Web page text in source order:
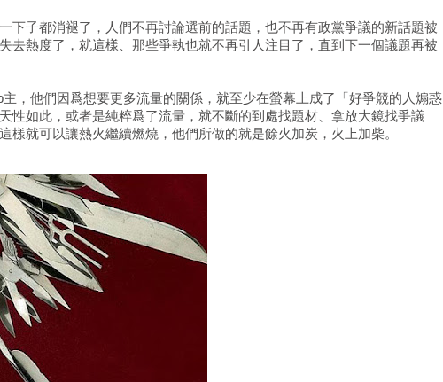
下子都消褪了，人們不再討論選前的話題，也不再有政黨爭議的新話題被
去熱度了，就這樣、那些爭執也就不再引人注目了，直到下一個議題再被
，他們因爲想要更多流量的關係，就至少在螢幕上成了「好爭競的人煽惑
性如此，或者是純粹爲了流量，就不斷的到處找題材、拿放大鏡找爭議
樣就可以讓熱火繼續燃燒，他們所做的就是餘火加炭，火上加柴。